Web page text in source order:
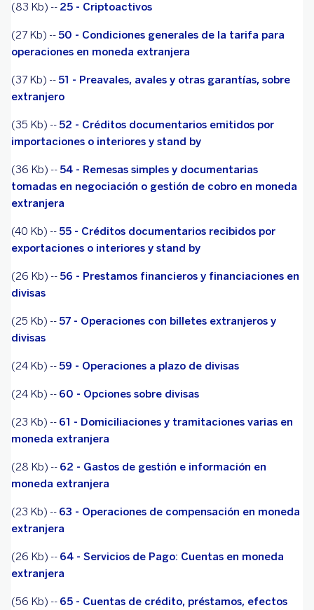
(83 Kb) -- 25 - Criptoactivos
(27 Kb) -- 50 - Condiciones generales de la tarifa para
operaciones en moneda extranjera
(37 Kb) -- 51 - Preavales, avales y otras garantías, sobre
extranjero
(35 Kb) -- 52 - Créditos documentarios emitidos por
importaciones o interiores y stand by
(36 Kb) -- 54 - Remesas simples y documentarias
tomadas en negociación o gestión de cobro en moneda
extranjera
(40 Kb) -- 55 - Créditos documentarios recibidos por
exportaciones o interiores y stand by
(26 Kb) -- 56 - Prestamos financieros y financiaciones en
divisas
(25 Kb) -- 57 - Operaciones con billetes extranjeros y
divisas
(24 Kb) -- 59 - Operaciones a plazo de divisas
(24 Kb) -- 60 - Opciones sobre divisas
(23 Kb) -- 61 - Domiciliaciones y tramitaciones varias en
moneda extranjera
(28 Kb) -- 62 - Gastos de gestión e información en
moneda extranjera
(23 Kb) -- 63 - Operaciones de compensación en moneda
extranjera
(26 Kb) -- 64 - Servicios de Pago: Cuentas en moneda
extranjera
(56 Kb) -- 65 - Cuentas de crédito, préstamos, efectos